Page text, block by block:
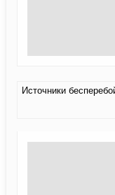
Источники